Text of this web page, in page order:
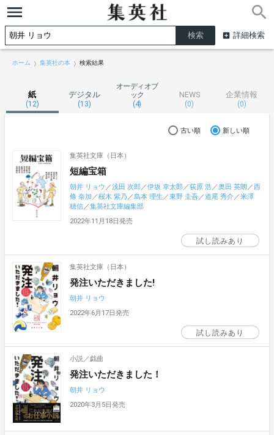
詳細検索
ホーム 集英社の本 検索結果
紙
(12)
デジタル
(13)
オーディオブ
ック
(4)
NEWS
(0)
企業情報
(0)
古い順 新しい順
集英社文庫（日本）
短編宝箱
朝井 リョウ ／浅田 次郎／伊坂 幸太郎／荻原 浩／奥田 英朗 ／西
條 奈加 ／桜木 紫乃 ／島本 理生 ／東野 圭吾／道尾 秀介／米澤
穂信／集英社文庫編集部
2022年11月18日発売
試し読みあり
集英社文庫（日本）
発注いただきました!
朝井 リョウ
2022年6月17日発売
試し読みあり
小説／戯曲
発注いただきました！
朝井 リョウ
2020年3月5日発売